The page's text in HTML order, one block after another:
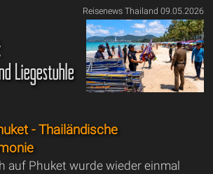
Reisenews Thailand 09.05.2026
Liegestühle
- Thailändische
auf Phuket wurde wieder einmal